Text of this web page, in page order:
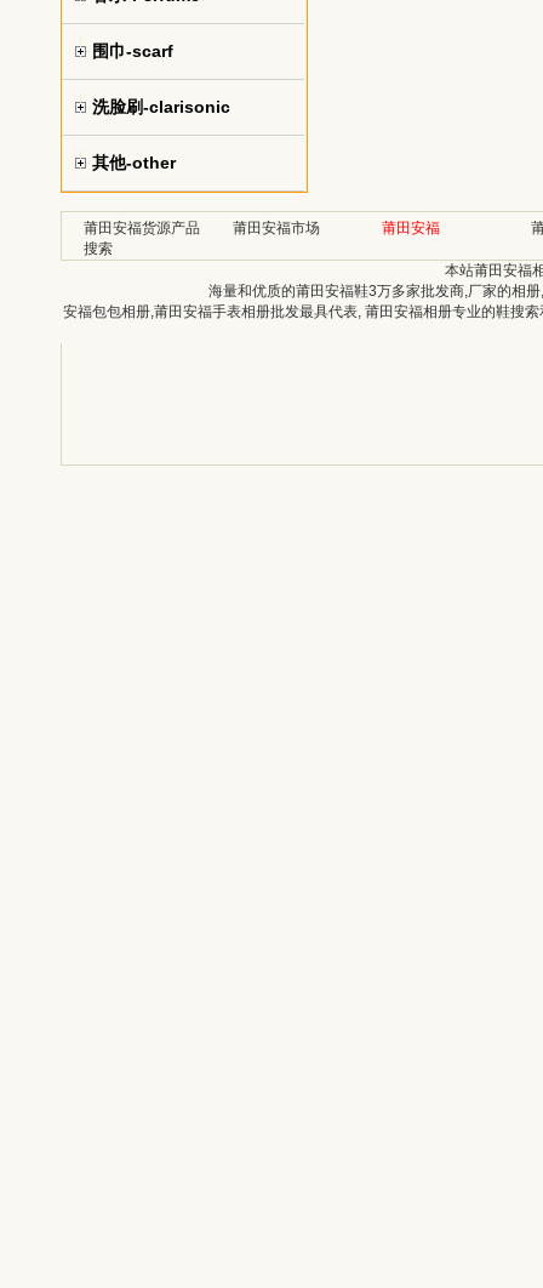
围巾-scarf
洗脸刷-clarisonic
其他-other
莆田安福货源产品
搜索
莆田安福市场 莆田安福
本站莆田安福
海量和优质的莆田安福鞋3万多家批发商,厂家的相
安福包包相册,莆田安福手表相册批发最具代表, 莆田安福相册专业的鞋搜